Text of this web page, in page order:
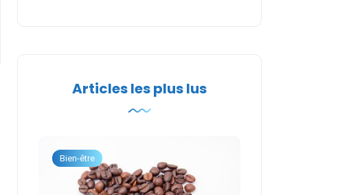
Articles les plus lus
Bien-être